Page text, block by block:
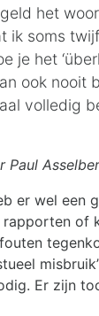
het
ik soms
je het
ook nooit
volledig
Paul
er wel een
rapporten of
misbruik’
Er zijn